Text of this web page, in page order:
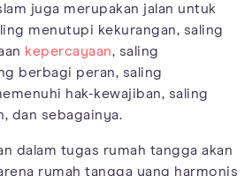
juga merupakan jalan untuk
menutupi kekurangan, saling
kepercayaan, saling
berbagi peran, saling
hak-kewajiban, saling
dan sebagainya.
dalam tugas rumah tangga akan
rumah tangga yang harmonis